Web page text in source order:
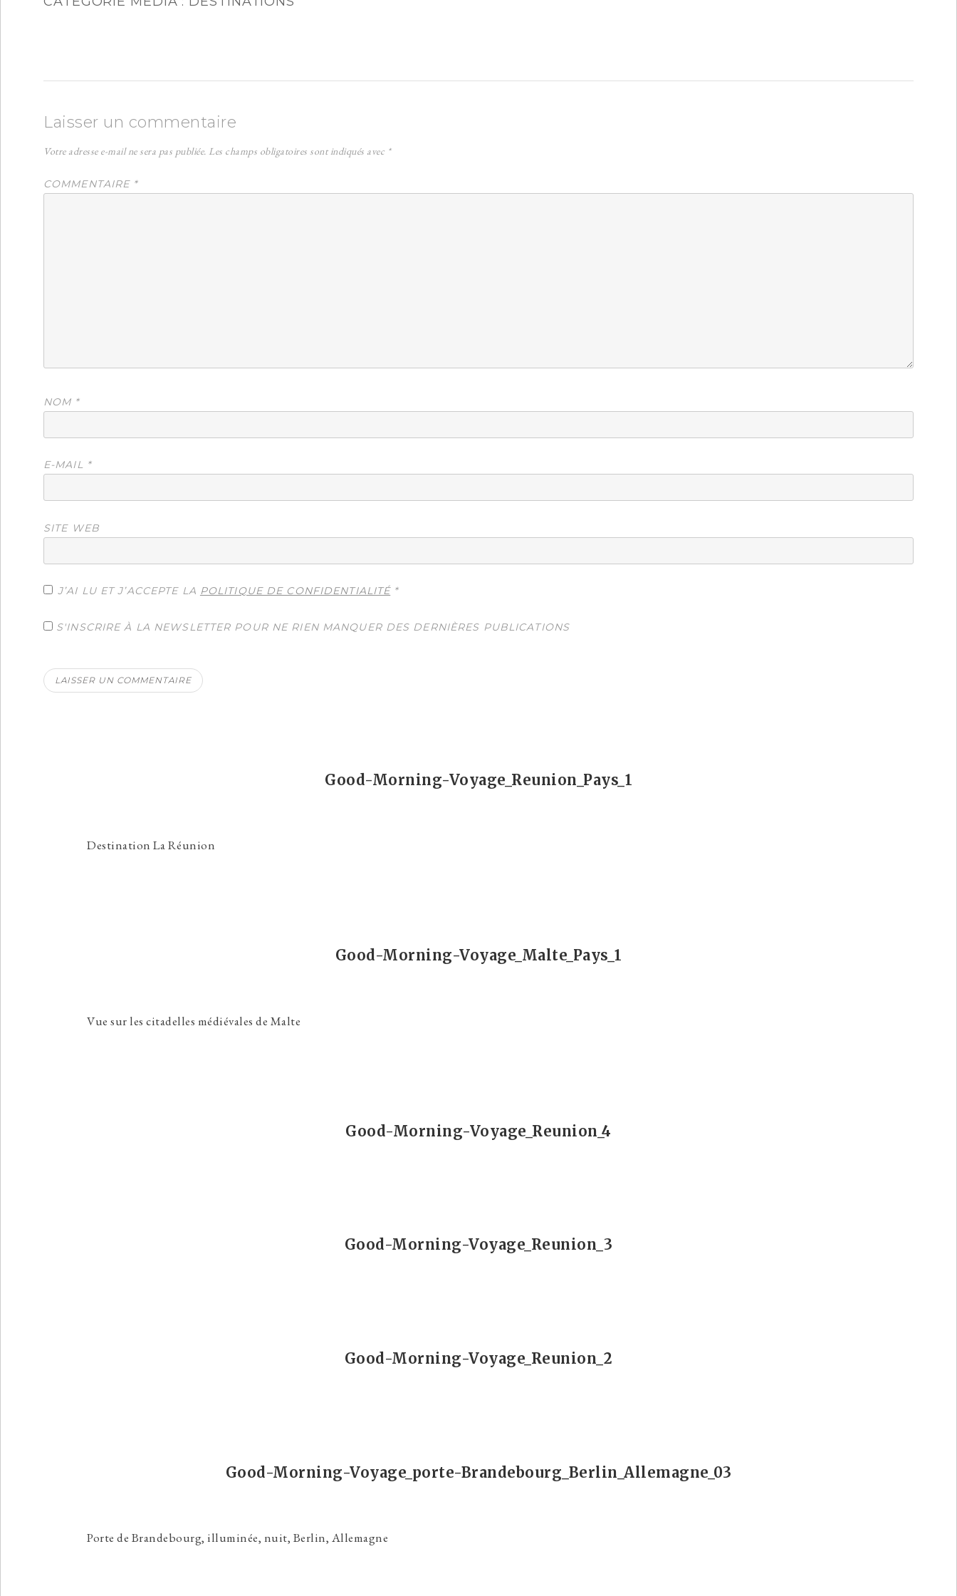
Laisser un commentaire
Votre adresse e-mail ne sera pas publiée. Les champs obligatoires sont indiqués avec *
COMMENTAIRE *
NOM *
E-MAIL *
SITE WEB
J’AI LU ET J’ACCEPTE LA POLITIQUE DE CONFIDENTIALITÉ*
S'INSCRIRE À LA NEWSLETTER POUR NE RIEN MANQUER DES DERNIÈRES PUBLICATIONS
Good-Morning-Voyage_Reunion_Pays_1
Destination La Réunion
Good-Morning-Voyage_Malte_Pays_1
Vue sur les citadelles médiévales de Malte
Good-Morning-Voyage_Reunion_4
Good-Morning-Voyage_Reunion_3
Good-Morning-Voyage_Reunion_2
Good-Morning-Voyage_porte-Brandebourg_Berlin_Allemagne_03
Porte de Brandebourg, illuminée, nuit, Berlin, Allemagne